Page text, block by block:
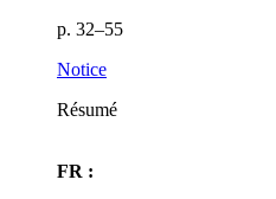
p. 32–55
Notice
Résumé
FR :